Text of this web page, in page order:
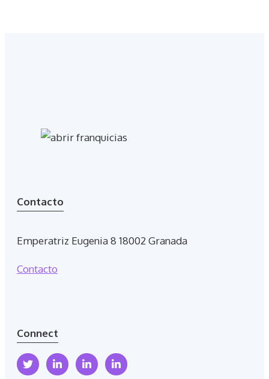
Contacto
Emperatriz Eugenia 8 18002 Granada
Contacto
Connect